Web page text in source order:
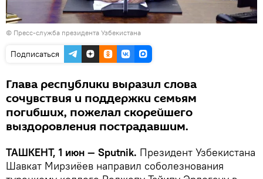
© Пресс-служба президента Узбекистана
Подписаться
Глава республики выразил слова
сочувствия и поддержки семьям
погибших, пожелал скорейшего
выздоровления пострадавшим.
ТАШКЕНТ, 1 июн — Sputnik. Президент Узбекистана
Шавкат Мирзиёев направил соболезнования